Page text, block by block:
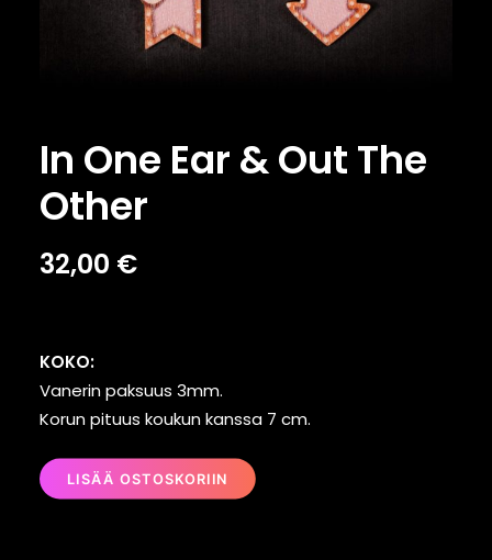
In One Ear & Out The
Other
32,00 €
KOKO:
Vanerin paksuus 3mm.
Korun pituus koukun kanssa 7 cm.
LISÄÄ OSTOSKORIIN